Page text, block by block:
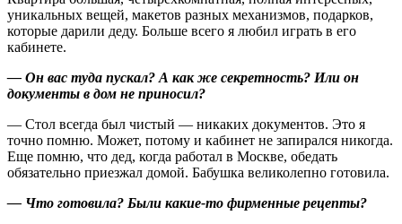
уникальных вещей, макетов разных механизмов, подарков,
которые дарили деду. Больше всего я любил играть в его
кабинете.
— Он вас туда пускал? А как же секретность? Или он
документы в дом не приносил?
— Стол всегда был чистый — никаких документов. Это я
точно помню. Может, потому и кабинет не запирался никогда.
Еще помню, что дед, когда работал в Москве, обедать
обязательно приезжал домой. Бабушка великолепно готовила.
— Что готовила? Были какие-то фирменные рецепты?